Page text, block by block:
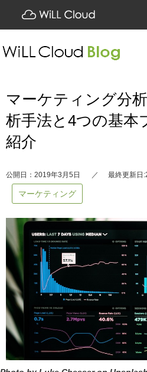
マーケティング分
析手法と4つの基本
紹介
公開日：2019年3月5日 最終更新日
マーケティング